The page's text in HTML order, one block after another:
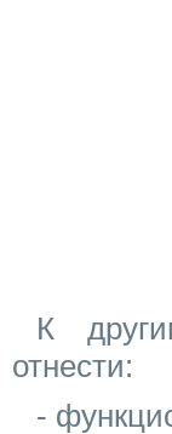
К
отнести:
-